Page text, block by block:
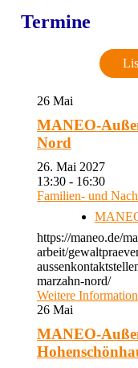
Termine
26 Mai
MANEO-
Nord
26. Mai 2027
13:30 - 16:30
Familien- und
https://maneo.de/
arbeit/
marzahn-nord/
Weitere
26 Mai
MANEO-